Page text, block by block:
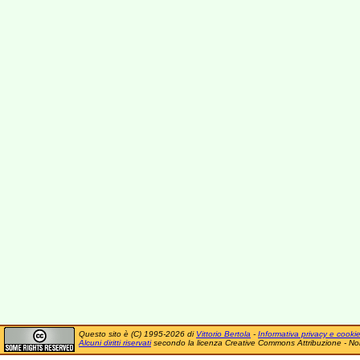
Questo sito è (C) 1995-2026 di Vittorio Bertola - Informativa privacy e cookie
Alcuni diritti riservatisecondo la licenza Creative Commons Attribuzione -